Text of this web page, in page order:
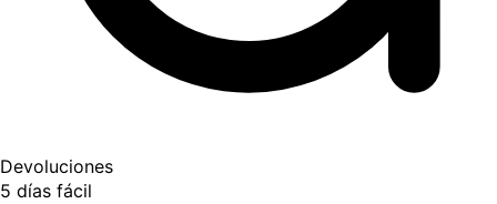
Devoluciones
5 días fácil